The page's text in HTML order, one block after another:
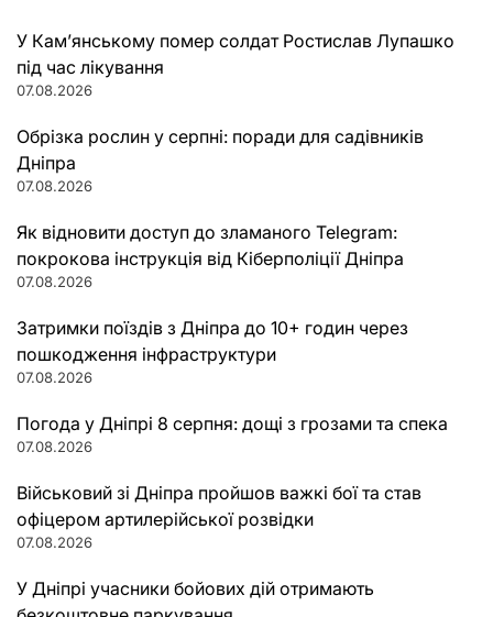
У Кам’янському помер солдат Ростислав Лупашко
під час лікування
07.08.2026
Обрізка рослин у серпні: поради для садівників
Дніпра
07.08.2026
Як відновити доступ до зламаного Telegram:
покрокова інструкція від Кіберполіції Дніпра
07.08.2026
Затримки поїздів з Дніпра до 10+ годин через
пошкодження інфраструктури
07.08.2026
Погода у Дніпрі 8 серпня: дощі з грозами та спека
07.08.2026
Військовий зі Дніпра пройшов важкі бої та став
офіцером артилерійської розвідки
07.08.2026
У Дніпрі учасники бойових дій отримають